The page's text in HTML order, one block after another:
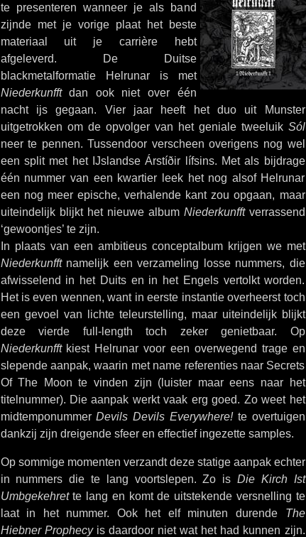
te presenteren wanneer je als band
zijnde met je vorige plaat het beste
materiaal uit je carrière hebt
afgeleverd. De Duitse
blackmetalformatie Helrunar is met
Niederkunfftdan ook niet over één
nacht ijs gegaan. Vier jaar heeft het duo uit Munster
uitgetrokken om de opvolger van het geniale tweeluik Sól
neer te pennen. Tussendoor verscheen overigens nog wel
een split met het IJslandse Árstíðir lífsins. Met als bijdrage
één nummer van een kwartier leek het nog alsof Helrunar
een nog meer epische, verhalende kant zou opgaan, maar
uiteindelijk blijkt het nieuwe album Niederkunfftverrassend
‘gewoontjes’ te zijn.
In plaats van een ambitieus conceptalbum krijgen we met
Niederkunfftnamelijk een verzameling losse nummers, die
afwisselend in het Duits en in het Engels vertolkt worden.
Het is even wennen, want in eerste instantie overheerst toch
een gevoel van lichte teleurstelling, maar uiteindelijk blijkt
deze vierde full-length toch zeker genietbaar. Op
Niederkunfftkiest Helrunar voor een overwegend trage en
slepende aanpak, waarin met name referenties naar Secrets
Of The Moon te vinden zijn (luister maar eens naar het
titelnummer). Die aanpak werkt vaak erg goed. Zo weet het
midtemponummerDevils Devils Everywhere!te overtuigen
dankzij zijn dreigende sfeer en effectief ingezette samples.
Op sommige momenten verzandt deze statige aanpak echter
in nummers die te lang voortslepen. Zo is Die Kirch Ist
Umbgekehrette lang en komt de uitstekende versnelling te
laat in het nummer. Ook het elf minuten durende The
Hiebner Prophecyis daardoor niet wat het had kunnen zijn.